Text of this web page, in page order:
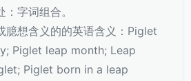
字词组合。
臆想含义的的英语含义：Piglet
Piglet leap month; Leap
Piglet born in a leap